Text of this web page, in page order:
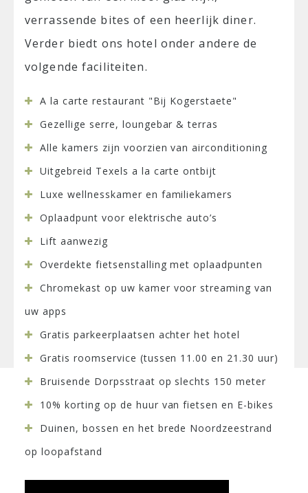
verrassende bites of een heerlijk diner.
Verder biedt ons hotel onder andere de
volgende faciliteiten.
A la carte restaurant "Bij Kogerstaete"
Gezellige serre, loungebar & terras
Alle kamers zijn voorzien van airconditioning
Uitgebreid Texels a la carte ontbijt
Luxe wellnesskamer en familiekamers
Oplaadpunt voor elektrische auto’s
Lift aanwezig
Overdekte fietsenstalling met oplaadpunten
Chromekast op uw kamer voor streaming van
uw apps
Gratis parkeerplaatsen achter het hotel
Gratis roomservice (tussen 11.00 en 21.30 uur)
Bruisende Dorpsstraat op slechts 150 meter
10% korting op de huur van fietsen en E-bikes
Duinen, bossen en het brede Noordzeestrand
op loopafstand